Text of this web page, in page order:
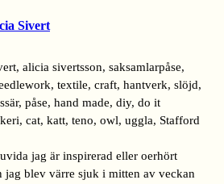
Sivert
jag är inspirerad eller oerhört
jag blev värre sjuk i mitten av veckan